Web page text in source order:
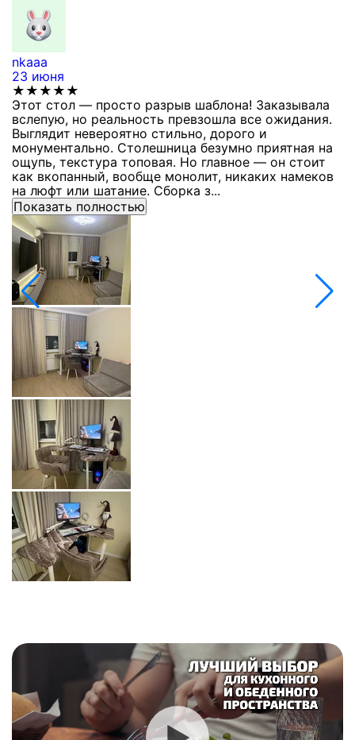
nkaaa
23 июня
★★★★★
Этот стол — просто разрыв шаблона! Заказывала
вслепую, но реальность превзошла все ожидания.
Выглядит невероятно стильно, дорого и
монументально. Столешница безумно приятная на
ощупь, текстура топовая. Но главное — он стоит
как вкопанный, вообще монолит, никаких намеков
на люфт или шатание. Сборка з...
Показать полностью